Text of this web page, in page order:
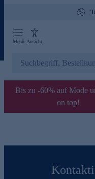
Menü Ansicht
Bis zu -60% auf Mode
on top!